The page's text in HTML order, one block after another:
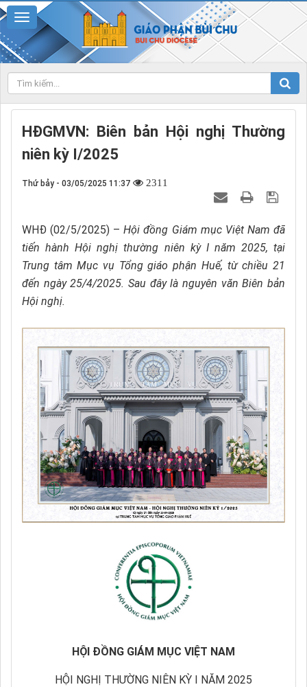
HĐGMVN: Biên bản Hội nghị Thường
niên kỳ I/2025
Thứ bảy - 03/05/2025 11:37 2311
WHĐ (02/5/2025) –Hội đồng Giám mục Việt Nam đã
tiến hành Hội nghị thường niên kỳ I năm 2025, tại
Trung tâm Mục vụ Tổng giáo phận Huế, từ chiều 21
đến ngày 25/4/2025. Sau đây là nguyên văn Biên bản
Hội nghị.
HỘI ĐỒNG GIÁM MỤC VIỆT NAM
HỘI NGHỊ THƯỜNG NIÊN KỲ I NĂM 2025